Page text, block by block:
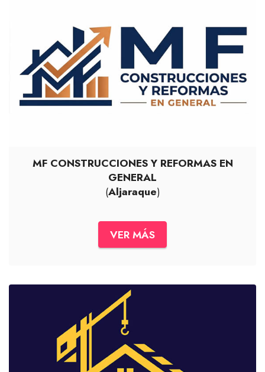
MF CONSTRUCCIONES Y REFORMAS EN
GENERAL
(Aljaraque)
VER MÁS